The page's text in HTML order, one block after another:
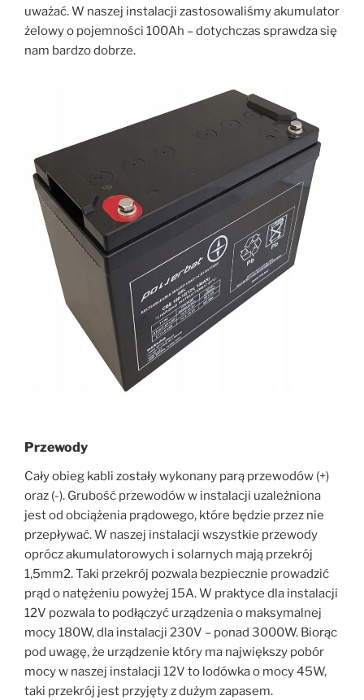
uważać. W naszej instalacji zastosowaliśmy akumulator
żelowy o pojemności 100Ah – dotychczas sprawdza się
nam bardzo dobrze.
Przewody
Cały obieg kabli zostały wykonany parą przewodów (+)
oraz (-). Grubość przewodów w instalacji uzależniona
jest od obciążenia prądowego, które będzie przez nie
przepływać. W naszej instalacji wszystkie przewody
oprócz akumulatorowych i solarnych mają przekrój
1,5mm2. Taki przekrój pozwala bezpiecznie prowadzić
prąd o natężeniu powyżej 15A. W praktyce dla instalacji
12V pozwala to podłączyć urządzenia o maksymalnej
mocy 180W, dla instalacji 230V – ponad 3000W. Biorąc
pod uwagę, że urządzenie który ma największy pobór
mocy w naszej instalacji 12V to lodówka o mocy 45W,
taki przekrój jest przyjęty z dużym zapasem.